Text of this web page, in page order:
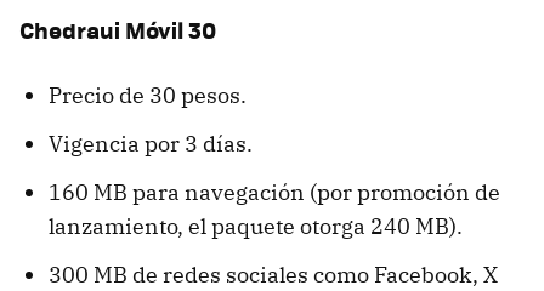
Chedraui Móvil 30
Precio de 30 pesos.
Vigencia por 3 días.
160 MB para navegación (por promoción de
lanzamiento, el paquete otorga 240 MB).
300 MB de redes sociales como Facebook, X